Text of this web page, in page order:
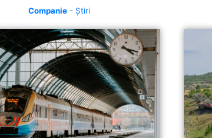
Companie- Știri